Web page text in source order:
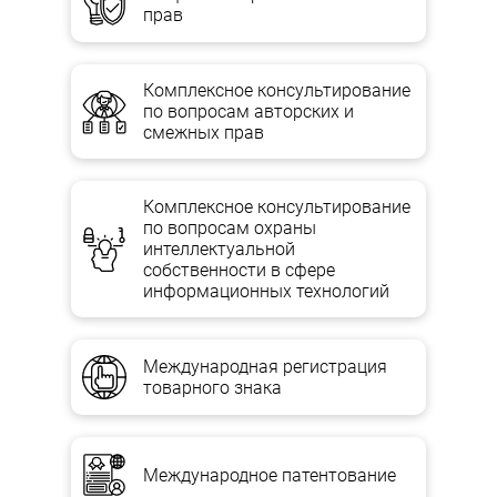
Эксперты AGTL могут предложить услугу по оформлению всех
объектов интеллектуальной собственности компании. Это
привлекательности в глазах инвесторов, а также позволит
избежать возможных судебных споров в будущем.
Юристы AGTL ознакомятся с коммерческими идеями и
проектами компании на условиях сохранения коммерческой
что подлежит охране согласно российскому
законодательству,
что необходимо зарегистрировать или иным образом
задокументировать,
какой вид договора лучше всего использовать.
УСЛУГА ВКЛЮЧАЕТ:
прав
Комплексное консультирование
по вопросам авторских и
смежных прав
Комплексное консультирование
по вопросам охраны
интеллектуальной
собственности в сфере
информационных технологий
Международная регистрация
товарного знака
Международное патентование